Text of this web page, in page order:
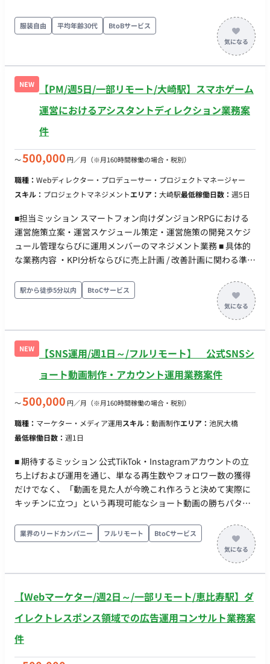
の設計・構築】 ・ 複数の顧客企業の、形式の異なる業務データ
を統合する共通スキーマの設計 ・ 名寄せ・表記ゆれ吸収・デー
タクレンジングの仕組みづくり ・ 各社固有のデータを、標準化
されたデータモデルへマッピングする設計 ・ AIエージェントが
参照・書き込みを行う統合データ基盤の構築 ■ 【働き方】 ・ 稼
働量：月96時間～ ・ リモート稼働：フルリモート ・ フレック
ス稼働：可
服装自由 平均年齢30代 BtoBサービス
NEW
【PM/週5日/一部リモート/大崎駅】スマホゲーム
運営におけるアシスタントディレクション業務案
件
〜500,000 円／月 （※月160時間稼働の場合・税別）
職種： Webディレクター・プロデューサー・プロジェクトマネージャー
スキル： プロジェクトマネジメントエリア： 大崎駅最低稼働日数： 週5日
■担当ミッション スマートフォン向けダンジョンRPGにおける
運営施策立案・運営スケジュール策定・運営施策の開発スケジ
ュール管理ならびに運用メンバーのマネジメント業務 ■ 具体的
な業務内容 ・KPI分析ならびに売上計画 / 改善計画に関わる準備
チーム内の各種打ち合わせのファシリテート ・運用チームメン
バーのマネジメント業務（タスク管理 / スケジュール管理） ・
運用タイトルで発生する一般的な運用業務全般（お知らせ作成 /
CS対応方針策定 / 不具合発生時の解決主導）
駅から徒歩5分以内 BtoCサービス
NEW
【SNS運用/週1日～/フルリモート】 公式SNSシ
ョート動画制作・アカウント運用業務案件
〜500,000 円／月 （※月160時間稼働の場合・税別）
職種： マーケター・メディア運用スキル： 動画制作エリア： 池尻大橋
最低稼働日数： 週1日
■ 期待するミッション 公式TikTok・Instagramアカウントの立
ち上げおよび運用を通じ、単なる再生数やフォロワー数の獲得
だけでなく、「動画を見た人が今晩これ作ろうと決めて実際に
キッチンに立つ」という再現可能なショート動画の勝ちパター
推進していただくことを期待しています。 ■ 業務内容 ・ショー
ト動画（TikTok・Instagramリール）の企画・撮影 ・編集・投
稿までを一気通貫で実行（月8本〜） ・TikTokおよびInstagram
リールの両面に最適化した二次配信調整（音源、キャプショ
証運用および振りかえり ・成功事例の言語化および再現可能な
企画テンプレートへの落とし込み ■ 働き方 ・ 稼働量：週1～3日
モート ・ フレックス稼働：可能 ■エントリー時の記載事項（必
須） ・動画編集8本＋アカウント運用16本の作業工数（週〇時
業界のリードカンパニー フルリモート BtoCサービス
【Webマーケター/週2日～/一部リモート/恵比寿駅】ダ
イレクトレスポンス領域での広告運用コンサルト業務案
件